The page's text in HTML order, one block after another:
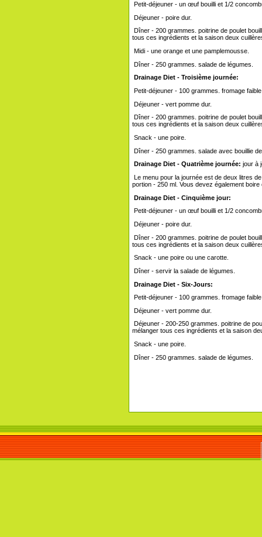
Petit-déjeuner - un œuf bouilli et 1/2
Déjeuner - poire dur.
Dîner - 200 grammes. poitrine de poulet
tous ces ingrédients et la saison deux
Midi - une orange et une pamplemousse.
Dîner - 250 grammes. salade de légumes.
Drainage Diet - Troisième journée:
Petit-déjeuner - 100 grammes. fromage
Déjeuner - vert pomme dur.
Dîner - 200 grammes. poitrine de poulet
tous ces ingrédients et la saison deux
Snack - une poire.
Dîner - 250 grammes. salade avec bouillie
Drainage Diet - Quatrième journée: jour à
Le menu pour la journée est de deux litres
portion - 250 ml. Vous devez également
Drainage Diet - Cinquième jour:
Petit-déjeuner - un œuf bouilli et 1/2
Déjeuner - poire dur.
Dîner - 200 grammes. poitrine de poulet
tous ces ingrédients et la saison deux
Snack - une poire ou une carotte.
Dîner - servir la salade de légumes.
Drainage Diet - Six-Jours:
Petit-déjeuner - 100 grammes. fromage
Déjeuner - vert pomme dur.
Déjeuner - 200-250 grammes. poitrine de
mélanger tous ces ingrédients et la saison
Snack - une poire.
Dîner - 250 grammes. salade de légumes.